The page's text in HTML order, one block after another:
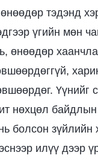
тэдэнд
үгийн мөн
өнөөдөр
Үүнийг
нөхцөл
болсон зүйлийн
илүү дээр